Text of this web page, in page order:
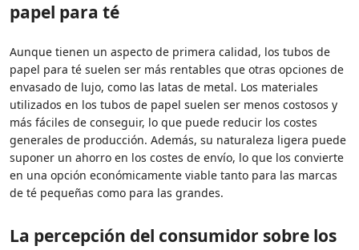
papel para té
Aunque tienen un aspecto de primera calidad, los tubos de
papel para té suelen ser más rentables que otras opciones de
envasado de lujo, como las latas de metal. Los materiales
utilizados en los tubos de papel suelen ser menos costosos y
más fáciles de conseguir, lo que puede reducir los costes
generales de producción. Además, su naturaleza ligera puede
suponer un ahorro en los costes de envío, lo que los convierte
en una opción económicamente viable tanto para las marcas
de té pequeñas como para las grandes.
La percepción del consumidor sobre los